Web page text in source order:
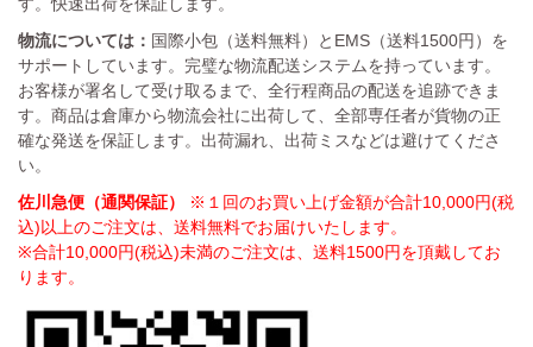
す。快速出荷を保証します。
物流については： 国際小包（送料無料）とEMS（送料1500円）を
サポートしています。完璧な物流配送システムを持っています。
お客様が署名して受け取るまで、全行程商品の配送を追跡できま
す。商品は倉庫から物流会社に出荷して、全部専任者が貨物の正
確な発送を保証します。出荷漏れ、出荷ミスなどは避けてくださ
い。
佐川急便（通関保証）
※１回のお買い上げ金額が合計10,000円(税
込)以上のご注文は、送料無料でお届けいたします。
※合計10,000円(税込)未満のご注文は、送料1500円を頂戴してお
ります。